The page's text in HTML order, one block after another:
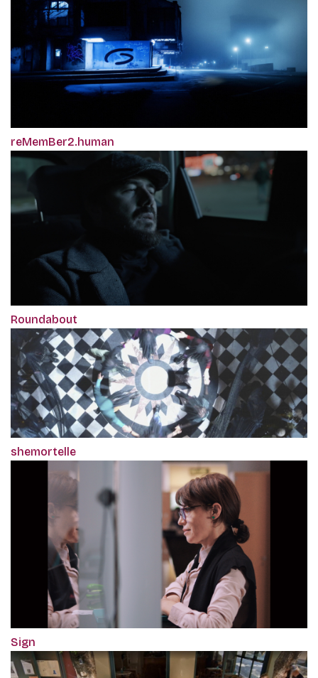
reMemBer2.human
Roundabout
shemortelle
Sign